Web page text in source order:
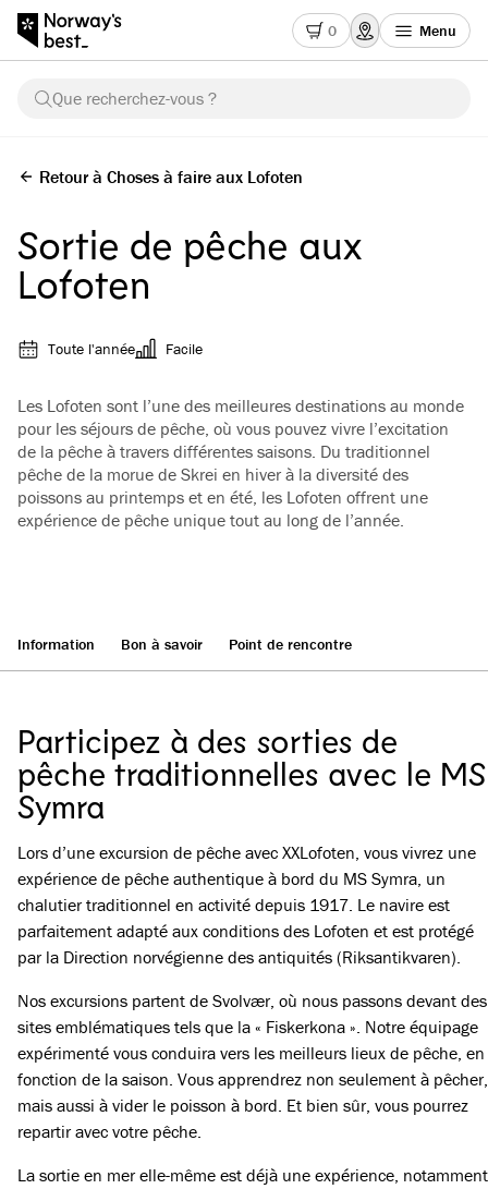
0 Menu
Que recherchez-vous ?
Retour à Choses à faire aux Lofoten
Sortie de pêche aux
Lofoten
Toute l'année Facile
Les Lofoten sont l’une des meilleures destinations au monde
pour les séjours de pêche, où vous pouvez vivre l’excitation
de la pêche à travers différentes saisons. Du traditionnel
pêche de la morue de Skrei en hiver à la diversité des
poissons au printemps et en été, les Lofoten offrent une
expérience de pêche unique tout au long de l’année.
Information Bon à savoir Point de rencontre
Participez à des sorties de
pêche traditionnelles avec le MS
Symra
Lors d’une excursion de pêche avec XXLofoten, vous vivrez une
expérience de pêche authentique à bord du MS Symra, un
chalutier traditionnel en activité depuis 1917. Le navire est
parfaitement adapté aux conditions des Lofoten et est protégé
par la Direction norvégienne des antiquités (Riksantikvaren).
Nos excursions partent de Svolvær, où nous passons devant des
sites emblématiques tels que la « Fiskerkona ». Notre équipage
expérimenté vous conduira vers les meilleurs lieux de pêche, en
fonction de la saison. Vous apprendrez non seulement à pêcher,
mais aussi à vider le poisson à bord. Et bien sûr, vous pourrez
repartir avec votre pêche.
La sortie en mer elle-même est déjà une expérience, notamment